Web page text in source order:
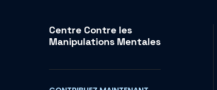
Centre Contre les
Manipulations Mentales